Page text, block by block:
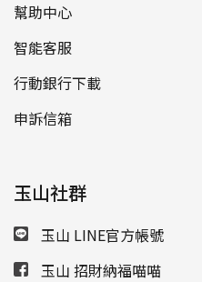
幫助中心
智能客服
行動銀行下載
申訴信箱
玉山社群
玉山 LINE官方帳號
玉山 招財納福喵喵